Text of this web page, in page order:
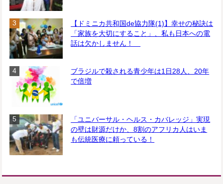
【ドミニカ共和国de協力隊(1)】幸せの秘訣は
「家族を大切にすること」、私も日本への電
話は欠かしません！
ブラジルで殺される青少年は1日28人、20年
で倍増
「ユニバーサル・ヘルス・カバレッジ」実現
の壁は財源だけか、8割のアフリカ人はいま
も伝統医療に頼っている！